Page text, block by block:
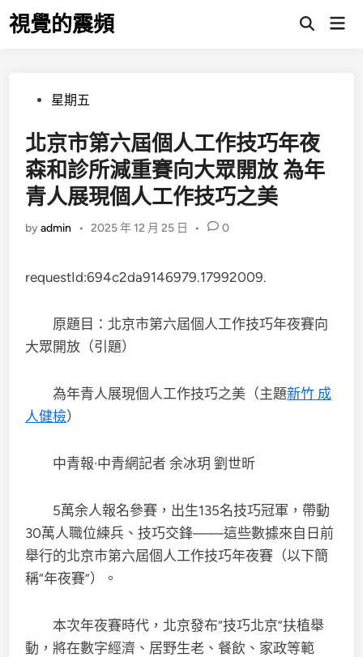
Skip
to視覺的震頻
Open
Posted星期五
北京市第六屆個人工作技巧年夜
森和診所減重賽向大眾開放 為年
青人展現個人工作技巧之美
byadmin • 2025 年 12 月 25 日 • 0
requestId:694c2da9146979.17992009.
原題目：北京市第六屆個人工作技巧年夜賽向
大眾開放（引題）
為年青人展現個人工作技巧之美（主題新竹 成
人健檢）
中青報·中青網記者 余冰玥 劉世昕
5萬余人報名參賽，出生135名技巧冠軍，帶動
30萬人職位練兵、技巧交鋒——這些數據來自日前
舉行的北京市第六屆個人工作技巧年夜賽（以下簡
稱“年夜賽”）。
本次年夜賽時代，北京發布“技巧北京”扶植舉
動，將在數字經濟、居野生老、餐飲、家政等範